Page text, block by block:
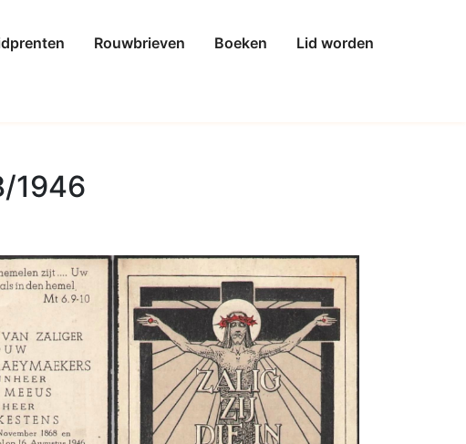
Rouwbrieven Boeken
Lid worden
1946